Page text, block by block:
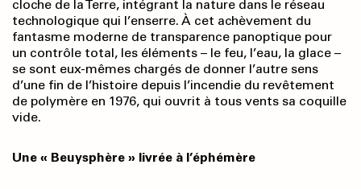
cloche de la Terre, intégrant la nature dans le réseau
technologique qui l’enserre. À cet achèvement du
fantasme moderne de transparence panoptique pour
un contrôle total, les éléments – le feu, l’eau, la glace –
se sont eux-mêmes chargés de donner l’autre sens
d’une fin de l’histoire depuis l’incendie du revêtement
de polymère en 1976, qui ouvrit à tous vents sa coquille
vide.
Une « Beuysphère » livrée à l’éphémère